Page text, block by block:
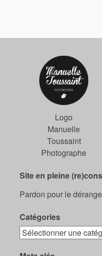
Logo
Manuelle
Toussaint
Photographe
Site en pleine
Pardon pour le
Catégories